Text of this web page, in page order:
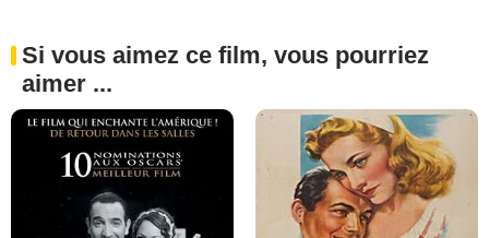
Si vous aimez ce film, vous pourriez
aimer ...